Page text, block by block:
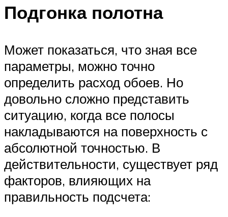
Подгонка полотна
Может показаться, что зная все
параметры, можно точно
определить расход обоев. Но
довольно сложно представить
ситуацию, когда все полосы
накладываются на поверхность с
абсолютной точностью. В
действительности, существует ряд
факторов, влияющих на
правильность подсчета: